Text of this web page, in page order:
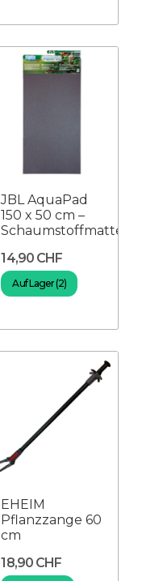
JBL AquaPad
150 x 50 cm –
Schaumstoffmatte
14,90 CHF
Auf Lager (2)
EHEIM
Pflanzzange 60
cm
18,90 CHF